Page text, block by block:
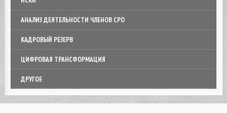
АНАЛИЗ ДЕЯТЕЛЬНОСТИ ЧЛЕНОВ СРО
КАДРОВЫЙ РЕЗЕРВ
ЦИФРОВАЯ ТРАНСФОРМАЦИЯ
ДРУГОЕ